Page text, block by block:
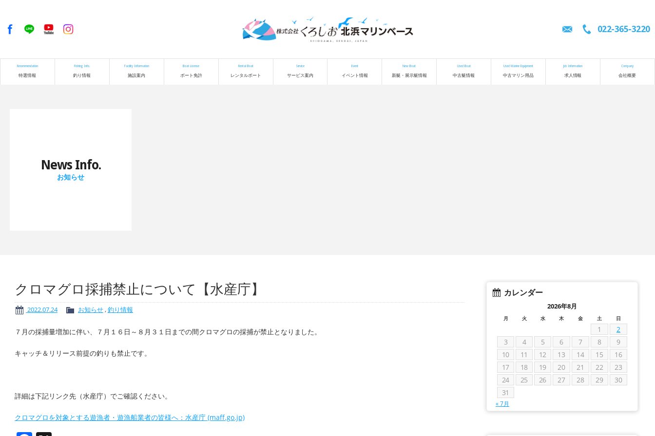
022-365-3220
Recommendation
特選情報
Fishing Info.
釣り情報
Facility Information
施設案内
Boat License
ボート免許
Rental Boat
レンタルボート
Service
サービス案内
Event
イベント情報
New Boat
新艇・展示艇情報
Used Boat
中古艇情報
Used Marine Equipment
中古マリン用品
Job Information
求人情報
Company
会社概要
News Info.
お知らせ
クロマグロ採捕禁止について【水産庁】
2022.07.24 お知らせ,釣り情報
７月の採捕量増加に伴い、７月１６日～８月３１日までの間クロマグロの採捕が禁止となりました。
キャッチ＆リリース前提の釣りも禁止です。
詳細は下記リンク先（水産庁）でご確認ください。
クロマグロを対象とする遊漁者・遊漁船業者の皆様へ：水産庁 (maff.go.jp)
カレンダー
2026年8月
月 火 水 木 金 土 日
1
2
3
4 5 6 7 8
9
10
11 12 13 14 15
16
17
18 19 20 21 22
23
24
25 26 27 28 29
30
31
« 7月